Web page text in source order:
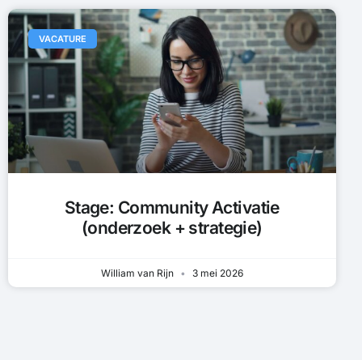
VACATURE
Stage: Community Activatie
(onderzoek + strategie)
William van Rijn 3 mei 2026